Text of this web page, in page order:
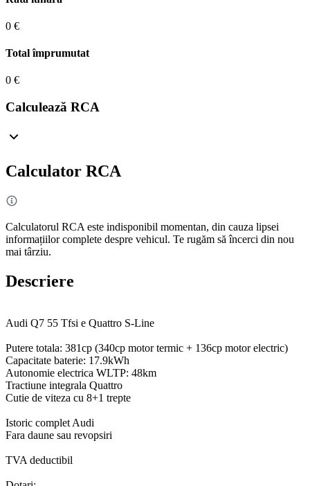
0 €
Total împrumutat
0 €
Calculează RCA
Calculator RCA
Calculatorul RCA este indisponibil momentan, din cauza lipsei
informațiilor complete despre vehicul. Te rugăm să încerci din nou
mai târziu.
Descriere
Audi Q7 55 Tfsi e Quattro S-Line
Putere totala: 381cp (340cp motor termic + 136cp motor electric)
Capacitate baterie: 17.9kWh
Autonomie electrica WLTP: 48km
Tractiune integrala Quattro
Cutie de viteza cu 8+1 trepte
Istoric complet Audi
Fara daune sau revopsiri
TVA deductibil